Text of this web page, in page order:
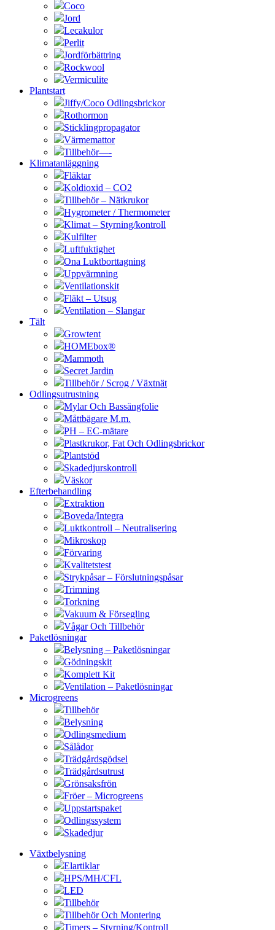
Coco
Jord
Lecakulor
Perlit
Jordförbättring
Rockwool
Vermiculite
Plantstart
Jiffy/Coco Odlingsbrickor
Rothormon
Sticklingpropagator
Värmemattor
Tillbehör—-
Klimatanläggning
Fläktar
Koldioxid – CO2
Tillbehör – Nätkrukor
Hygrometer / Thermometer
Klimat – Styrning/kontroll
Kulfilter
Luftfuktighet
Ona Luktborttagning
Uppvärmning
Ventilationskit
Fläkt – Utsug
Ventilation – Slangar
Tält
Growtent
HOMEbox®
Mammoth
Secret Jardin
Tillbehör / Scrog / Växtnät
Odlingsutrustning
Mylar Och Bassängfolie
Måttbägare M.m.
PH – EC-mätare
Plastkrukor, Fat Och Odlingsbrickor
Plantstöd
Skadedjurskontroll
Väskor
Efterbehandling
Extraktion
Boveda/Integra
Luktkontroll – Neutralisering
Mikroskop
Förvaring
Kvalitetstest
Strykpåsar – Förslutningspåsar
Trimning
Torkning
Vakuum & Försegling
Vågar Och Tillbehör
Paketlösningar
Belysning – Paketlösningar
Gödningskit
Komplett Kit
Ventilation – Paketlösningar
Microgreens
Tillbehör
Belysning
Odlingsmedium
Sålådor
Trädgårdsgödsel
Trädgårdsutrust
Grönsaksfrön
Fröer – Microgreens
Uppstartspaket
Odlingssystem
Skadedjur
Växtbelysning
Elartiklar
HPS/MH/CFL
LED
Tillbehör
Tillbehör Och Montering
Timers – Styrning/Kontroll